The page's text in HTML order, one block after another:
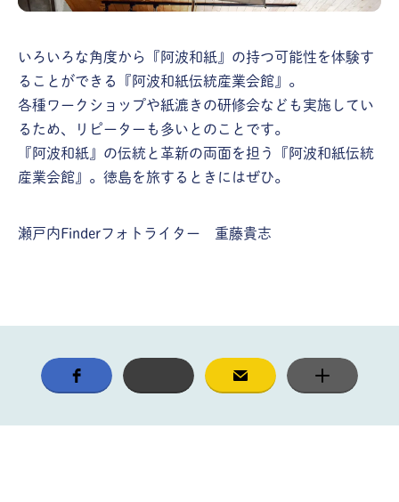
いろいろな角度から『阿波和紙』の持つ可能性を体験す
ることができる『阿波和紙伝統産業会館』。
各種ワークショップや紙漉きの研修会なども実施してい
るため、リピーターも多いとのことです。
『阿波和紙』の伝統と革新の両面を担う『阿波和紙伝統
産業会館』。徳島を旅するときにはぜひ。
瀬戸内Finderフォトライター 重藤貴志